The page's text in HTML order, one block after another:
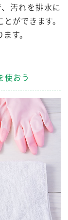
汚れを排水に
ができます。
す。
使おう